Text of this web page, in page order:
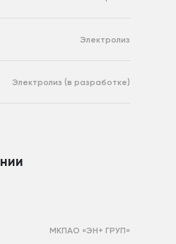
Электролиз
Электролиз (в разработке)
МКПАО «ЭН+ ГРУП»